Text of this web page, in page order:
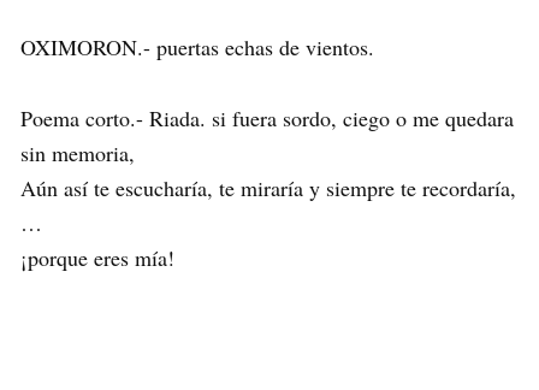
OXIMORON.- puertas echas de vientos.
Poema corto.- Riada. si fuera sordo, ciego o me quedara
sin memoria,
Aún así te escucharía, te miraría y siempre te recordaría,
…
¡porque eres mía!